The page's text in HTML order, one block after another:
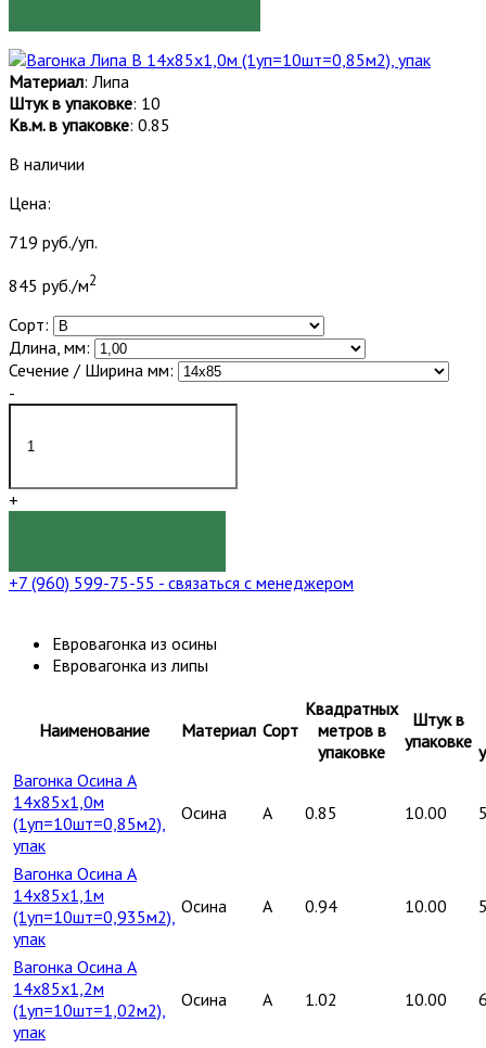
Материал: Липа
Штук в упаковке: 10
Кв.м. в упаковке: 0.85
В наличии
Цена:
719 руб./уп.
845 руб./м2
Сорт:
Длина, мм:
Сечение / Ширина мм:
-
+
+7 (960) 599-75-55 - связаться с менеджером
Евровагонка из осины
Евровагонка из липы
Наименование Материал Сорт
Квадратных
метров в
упаковке
Штук в
упаковке
Вагонка Осина А
14х85х1,0м
(1уп=10шт=0,85м2),
упак
Осина A 0.85 10.00
Вагонка Осина А
14х85х1,1м
(1уп=10шт=0,935м2),
упак
Осина A 0.94 10.00
Вагонка Осина А
14х85х1,2м
(1уп=10шт=1,02м2),
упак
Осина A 1.02 10.00